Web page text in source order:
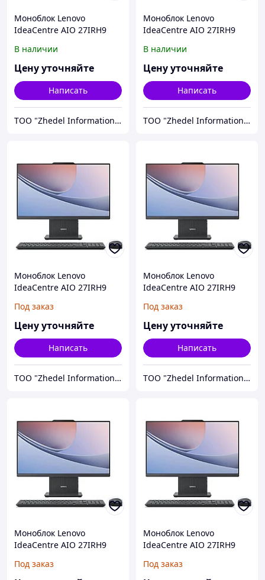
Моноблок Lenovo
IdeaCentre AIO 27IRH9
В наличии
Цену уточняйте
Написать
ТОО "Zhedel Information Systems"
Моноблок Lenovo
IdeaCentre AIO 27IRH9
В наличии
Цену уточняйте
Написать
ТОО "Zhedel Information Systems"
Моноблок Lenovo
IdeaCentre AIO 27IRH9
Под заказ
Цену уточняйте
Написать
ТОО "Zhedel Information Systems"
Моноблок Lenovo
IdeaCentre AIO 27IRH9
Под заказ
Цену уточняйте
Написать
ТОО "Zhedel Information Systems"
Моноблок Lenovo
IdeaCentre AIO 27IRH9
Под заказ
Моноблок Lenovo
IdeaCentre AIO 27IRH9
Под заказ